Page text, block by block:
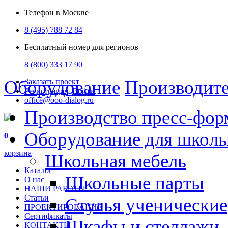
Телефон в Москве
8 (495) 788 72 84
Бесплатный номер для регионов
8 (800) 333 17 90
Заказать проект
Регистрация Войти
office@ooo-dialog.ru
0
корзина
Каталог
О нас
НАШИ РАБОТЫ
Статьи
ПРОЕКТИРОВАНИЕ
Сертификаты
КОНТАКТЫ
Оборудование
Производство пресс-
Оборудование для
Школьная мебель
Школьные парты
Стулья ученические